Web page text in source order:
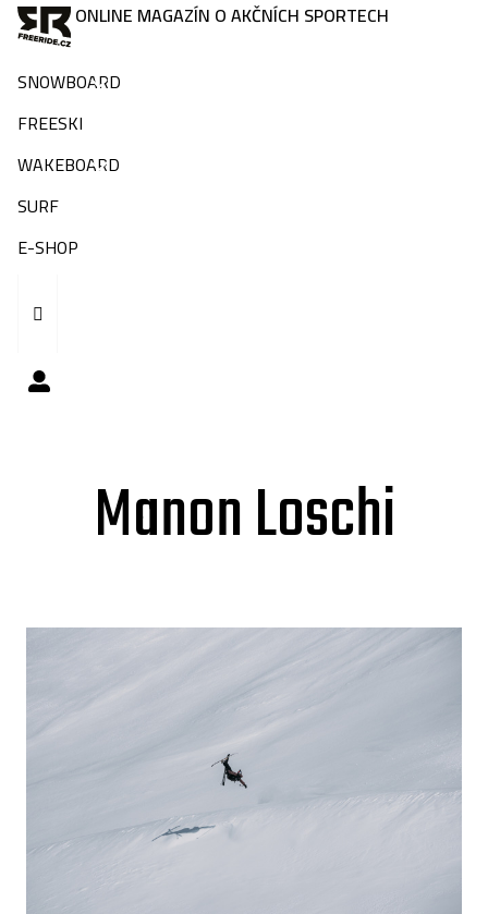
ONLINE MAGAZÍN O AKČNÍCH SPORTECH
SNOWBOARD
FREESKI
WAKEBOARD
SURF
E-SHOP
Manon Loschi